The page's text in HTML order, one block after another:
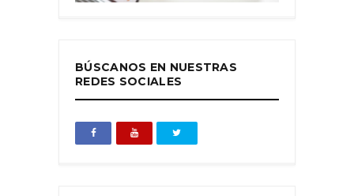
BÚSCANOS EN NUESTRAS
REDES SOCIALES